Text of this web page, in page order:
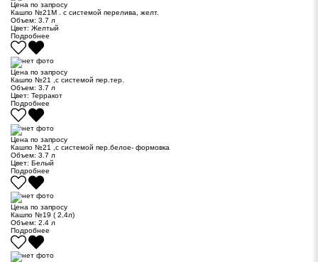
Цена по запросу
Кашпо №21М . с системой перелива, желт.
Объем: 3.7 л
Цвет: Желтый
Подробнее
Цена по запросу
Кашпо №21 ,с системой пер.тер.
Объем: 3.7 л
Цвет: Терракот
Подробнее
Цена по запросу
Кашпо №21 ,с системой пер.белое- формовка
Объем: 3.7 л
Цвет: Белый
Подробнее
Цена по запросу
Кашпо №19 ( 2,4л)
Объем: 2.4 л
Подробнее